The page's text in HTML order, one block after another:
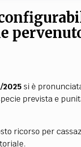
2025si è
prevista e
ricorso per